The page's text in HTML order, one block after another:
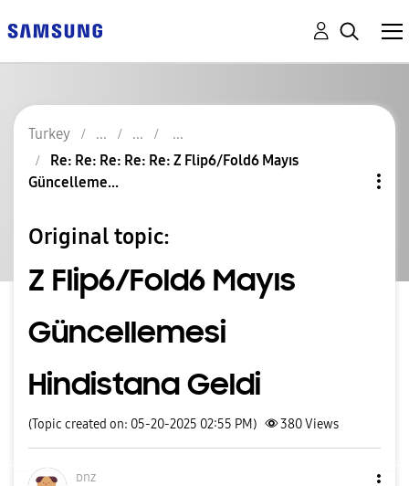
Turkey
Re: Re: Re: Re: Re: Z Flip6/Fold6 Mayıs
Güncelleme...
Original topic:
Z Flip6/Fold6 Mayıs
Güncellemesi
Hindistana Geldi
(Topic created on: 05-20-2025 02:55 PM) 380Views
ᴅnz